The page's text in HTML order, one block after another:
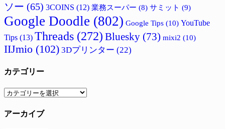
ソー (65) 3COINS (12) 業務スーパー (8) サミット (9)
Google Doodle (802) Google Tips (10) YouTube
Tips (13) Threads (272) Bluesky (73) mixi2 (10)
IIJmio (102) 3Dプリンター (22)
カテゴリー
カ
ゴ
アーカイブ